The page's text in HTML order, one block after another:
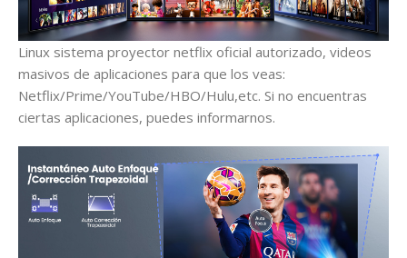
Linux sistema proyector netflix oficial autorizado, videos
masivos de aplicaciones para que los veas:
Netflix/Prime/YouTube/HBO/Hulu,etc. Si no encuentras
ciertas aplicaciones, puedes informarnos.